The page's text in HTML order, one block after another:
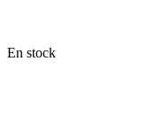
En stock